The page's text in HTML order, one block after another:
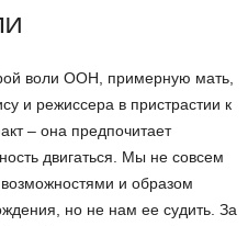
воли ООН, примерную мать,
и режиссера в пристрастии к
– она предпочитает
двигаться. Мы не совсем
и образом
но не нам ее судить. За